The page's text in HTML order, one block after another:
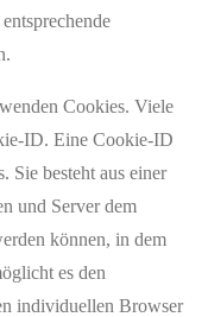
Cookies. Viele
ID. Eine Cookie-ID
Sie besteht aus einer
und Server dem
können, in dem
es den
individuellen Browser